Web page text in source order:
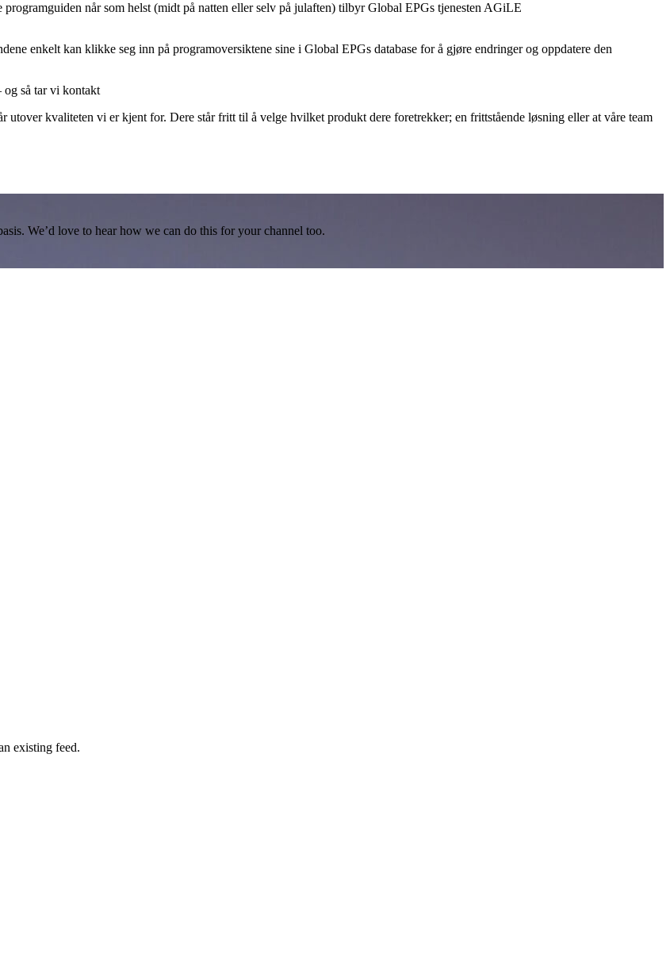
når som helst (midt på natten eller selv på julaften) tilbyr Global EPGs tjenesten AGiLE
enkelt kan klikke seg inn på programoversiktene sine i Global EPGs database for å gjøre endringer og oppdatere den
og så tar vi kontakt
utover kvaliteten vi er kjent for. Dere står fritt til å velge hvilket produkt dere foretrekker; en frittstående løsning eller at våre team
We’d love to hear how we can do this for your channel too.
existing feed.